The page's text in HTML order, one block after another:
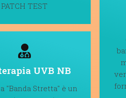
PATCH TEST
UVB NB
"Banda Stretta" è un